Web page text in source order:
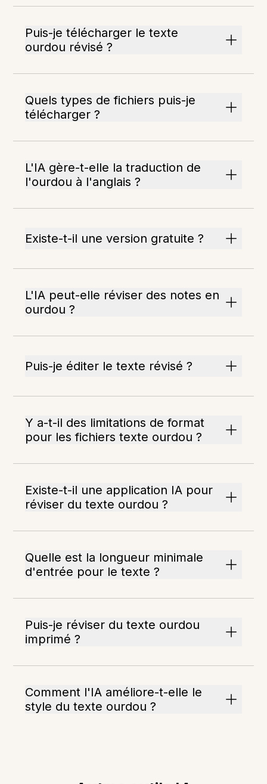
Puis-je télécharger le texte
ourdou révisé ?
Quels types de fichiers puis-je
télécharger ?
L'IA gère-t-elle la traduction de
l'ourdou à l'anglais ?
Existe-t-il une version gratuite ?
L'IA peut-elle réviser des notes en
ourdou ?
Puis-je éditer le texte révisé ?
Y a-t-il des limitations de format
pour les fichiers texte ourdou ?
Existe-t-il une application IA pour
réviser du texte ourdou ?
Quelle est la longueur minimale
d'entrée pour le texte ?
Puis-je réviser du texte ourdou
imprimé ?
Comment l'IA améliore-t-elle le
style du texte ourdou ?